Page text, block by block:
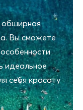
обширная
Вы сможете
идеальное
себя красоту